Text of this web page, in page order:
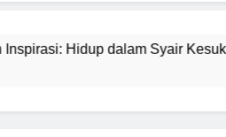
dalam Syair Kesuksesan